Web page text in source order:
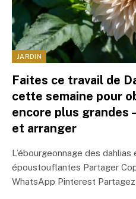
JARDIN
Faites ce travail de
cette semaine pour
encore plus grandes
et arranger
L’ébourgeonnage des
époustouflantes Partager
WhatsApp Pinterest